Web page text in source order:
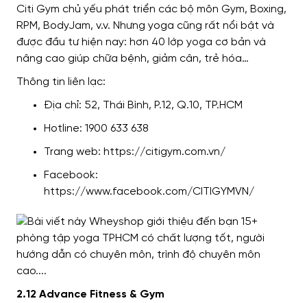
Citi Gym chủ yếu phát triển các bộ môn Gym, Boxing,
RPM, BodyJam, v.v. Nhưng yoga cũng rất nổi bật và
được đầu tư hiện nay: hơn 40 lớp yoga cơ bản và
nâng cao giúp chữa bệnh, giảm cân, trẻ hóa…
Thông tin liên lạc:
Địa chỉ: 52, Thái Bình, P.12, Q.10, TP.HCM
Hotline: 1900 633 638
Trang web: https://citigym.com.vn/
Facebook:
https://www.facebook.com/CITIGYMVN/
2.12 Advance Fitness & Gym